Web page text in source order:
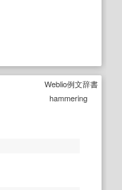
Weblio例文辞書
hammering